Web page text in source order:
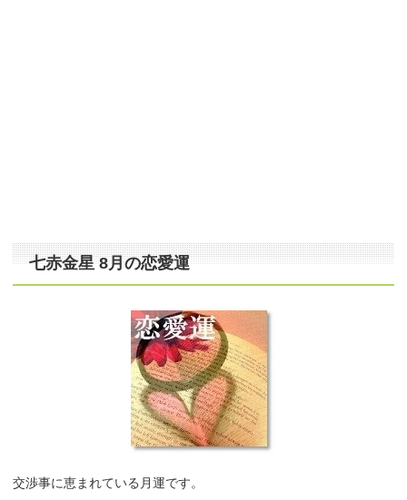
七赤金星 8月の恋愛運
交渉事に恵まれている月運です。